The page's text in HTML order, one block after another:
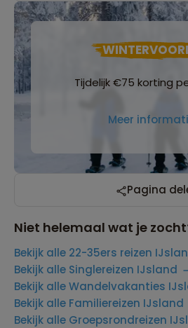
Tijdelijk €75 korting
Meer
Pagina
Niet helemaal wat je
Bekijk alle 22-35ers reizen
Bekijk alle Singlereizen IJsland
Bekijk alle Wandelvakanties
Bekijk alle Familiereizen IJsland
Bekijk alle Groepsrondreizen